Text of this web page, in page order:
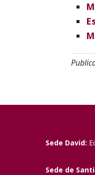
Sede David:
Sede de